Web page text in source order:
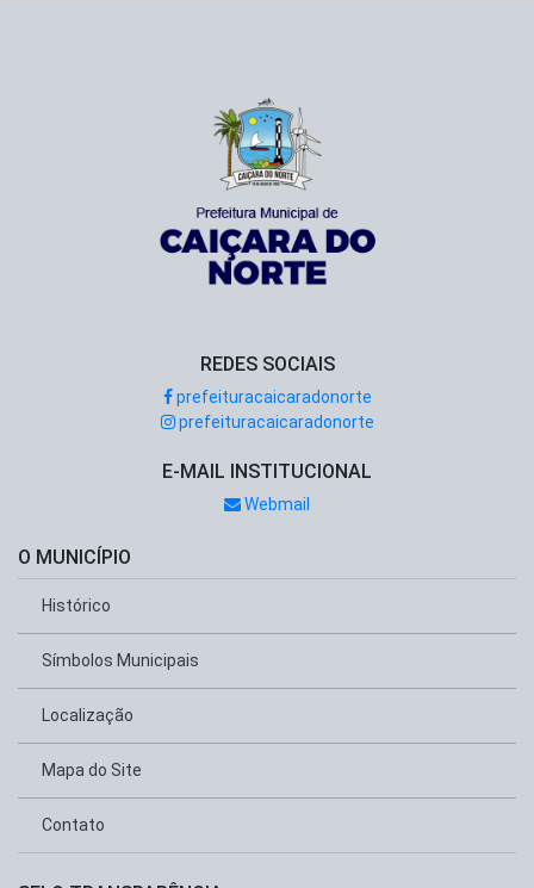
REDES SOCIAIS
prefeituracaicaradonorte
prefeituracaicaradonorte
E-MAIL INSTITUCIONAL
Webmail
O MUNICÍPIO
Histórico
Símbolos Municipais
Localização
Mapa do Site
Contato